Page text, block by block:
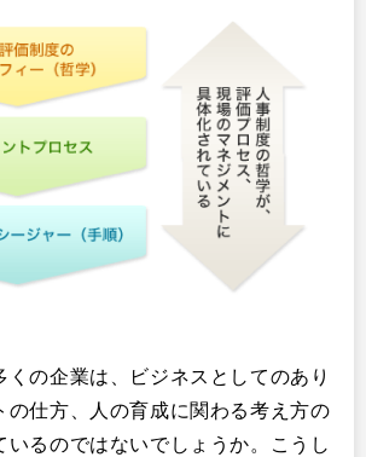
くの企業は、ビジネスとしてのあり
の仕方、人の育成に関わる考え方の
いるのではないでしょうか。こうし